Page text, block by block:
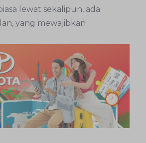
lewat sekalipun, ada
yang mewajibkan